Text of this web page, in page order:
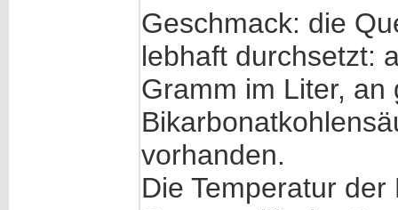
Geschmack: die
lebhaft durchsetzt:
Gramm im Liter,
vorhanden.
Die Temperatur